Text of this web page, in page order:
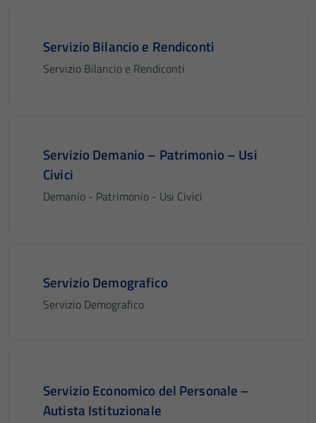
Servizio Bilancio e Rendiconti
Servizio Bilancio e Rendiconti
Servizio Demanio – Patrimonio – Usi
Civici
Demanio - Patrimonio - Usi Civici
Servizio Demografico
Servizio Demografico
Servizio Economico del Personale –
Autista Istituzionale